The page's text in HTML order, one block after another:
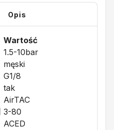
Opis
Wartość
1.5-10bar
męski
G1/8
tak
AirTAC
3-80
ACED